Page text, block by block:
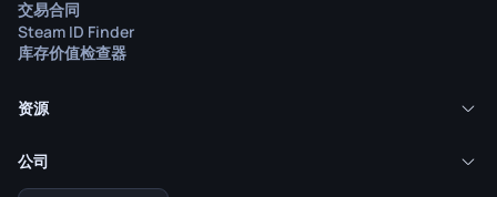
交易合同
Steam ID Finder
库存价值检查器
资源
公司